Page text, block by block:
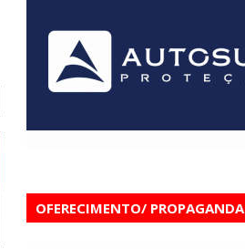
OFERECIMENTO/ PROPAGANDA